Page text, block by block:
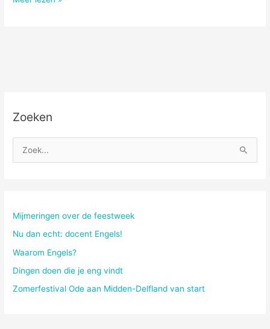
Zoeken
o
r
:
Mijmeringen over de feestweek
Nu dan echt: docent Engels!
Waarom Engels?
Dingen doen die je eng vindt
Zomerfestival Ode aan Midden-Delfland van start